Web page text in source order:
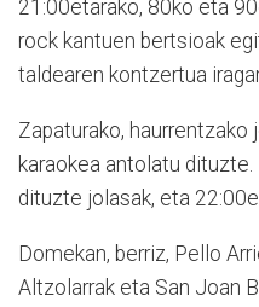
21:00etarako, 80ko eta
rock kantuen bertsioak
taldearen kontzertua
Zapaturako, haurrentzako
karaokea antolatu
dituzte jolasak, eta
Domekan, berriz, Pello
Altzolarrak eta San Joan